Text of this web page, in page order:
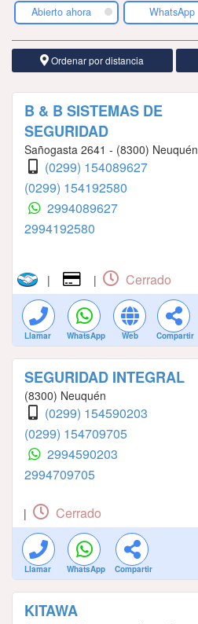
Abierto ahora WhatsApp
Ordenar por distancia
B & B SISTEMAS DE
SEGURIDAD
Sañogasta 2641 - (8300) Neuquén
(0299) 154089627
(0299) 154192580
2994089627
2994192580
| | Cerrado
Llamar WhatsApp Web Compartir
SEGURIDAD INTEGRAL
(8300) Neuquén
(0299) 154590203
(0299) 154709705
2994590203
2994709705
| Cerrado
Llamar WhatsApp Compartir
KITAWA